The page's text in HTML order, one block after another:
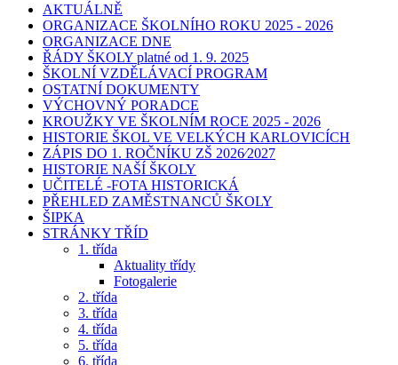
AKTUÁLNĚ
ORGANIZACE ŠKOLNÍHO ROKU 2025 - 2026
ORGANIZACE DNE
ŘÁDY ŠKOLY platné od 1. 9. 2025
ŠKOLNÍ VZDĚLÁVACÍ PROGRAM
OSTATNÍ DOKUMENTY
VÝCHOVNÝ PORADCE
KROUŽKY VE ŠKOLNÍM ROCE 2025 - 2026
HISTORIE ŠKOL VE VELKÝCH KARLOVICÍCH
ZÁPIS DO 1. ROČNÍKU ZŠ 2026⁄2027
HISTORIE NAŠÍ ŠKOLY
UČITELÉ -FOTA HISTORICKÁ
PŘEHLED ZAMĚSTNANCŮ ŠKOLY
ŠIPKA
STRÁNKY TŘÍD
1. třída
Aktuality třídy
Fotogalerie
2. třída
3. třída
4. třída
5. třída
6. třída